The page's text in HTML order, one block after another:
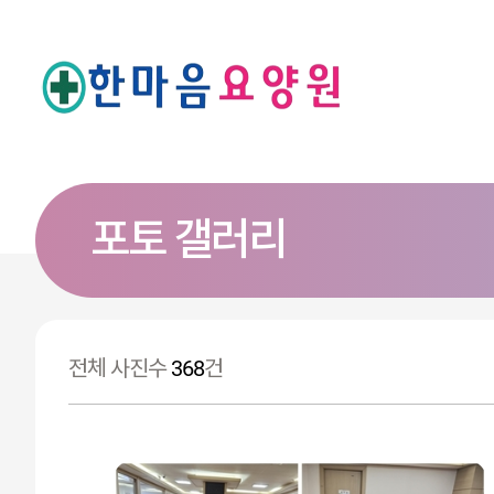
포토 갤러리
전체 사진수368건